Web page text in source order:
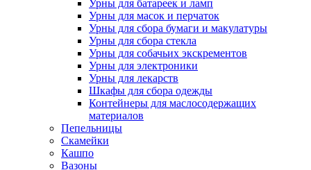
Урны для батареек и ламп
Урны для масок и перчаток
Урны для сбора бумаги и макулатуры
Урны для сбора стекла
Урны для собачьих экскрементов
Урны для электроники
Урны для лекарств
Шкафы для сбора одежды
Контейнеры для маслосодержащих
материалов
Пепельницы
Скамейки
Кашпо
Вазоны